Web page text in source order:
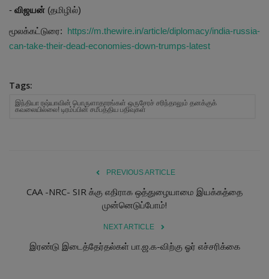
- விஜயன் (தமிழில்)
மூலக்கட்டுரை: https://m.thewire.in/article/diplomacy/india-russia-
can-take-their-dead-economies-down-trumps-latest
Tags:
இந்தியா ரஷ்யாவின் பொருளாதாரங்கள் ஒருசேரச் சரிந்தாலும் தனக்குக்
கவலையில்லை! டிரம்ப்பின் சமீபத்திய பதிவுகள்
PREVIOUS ARTICLE
CAA -NRC- SIR க்கு எதிராக ஒத்துழையாமை இயக்கத்தை
முன்னெடுப்போம்!
NEXT ARTICLE
இரண்டு இடைத்தேர்தல்கள் பா.ஜ.க-விற்கு ஓர் எச்சரிக்கை